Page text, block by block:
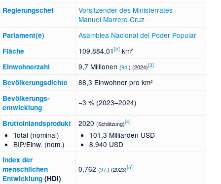
Regierungschef
Vorsitzender des Ministerrates
Manuel Marrero Cruz
Parlament(e) Asamblea Nacional del Poder Popular
Fläche 109.884,01[2] km²
Einwohnerzahl 9,7 Millionen(94.) (2024)[3]
Bevölkerungsdichte 88,3 Einwohner pro km²
Bevölkerungs­
entwicklung
−3 % (2023–2024)
Bruttoinlandsprodukt
Total (nominal)
BIP/Einw. (nom.)
2020(Schätzung)[4]
101,3 Milliarden USD
8.940 USD
Index der
menschlichen
Entwicklung (HDI)
0,762(97.) (2023)[5]